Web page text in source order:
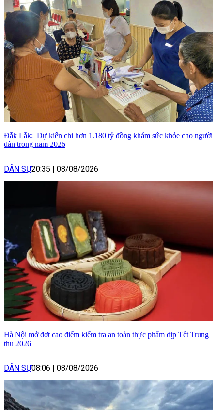
Đắk Lắk: Dự kiến chi hơn 1.180 tỷ đồng khám sức khỏe cho người
dân trong năm 2026
DÂN SỰ20:35 | 08/08/2026
Hà Nội mở đợt cao điểm kiểm tra an toàn thực phẩm dịp Tết Trung
thu 2026
DÂN SỰ08:06 | 08/08/2026